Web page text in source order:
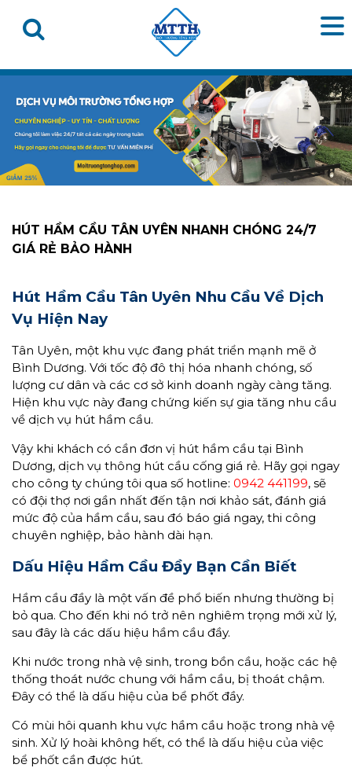
HÚT HẦM CẦU TÂN UYÊN NHANH CHÓNG 24/7
GIÁ RẺ BẢO HÀNH
Hút Hầm Cầu Tân Uyên Nhu Cầu Về Dịch
Vụ Hiện Nay
Tân Uyên, một khu vực đang phát triển mạnh mẽ ở
Bình Dương. Với tốc độ đô thị hóa nhanh chóng, số
lượng cư dân và các cơ sở kinh doanh ngày càng tăng.
Hiện khu vực này đang chứng kiến sự gia tăng nhu cầu
về dịch vụ hút hầm cầu.
Vậy khi khách có cần đơn vị hút hầm cầu tại Bình
Dương, dịch vụ thông hút cầu cống giá rẻ. Hãy gọi ngay
cho công ty chúng tôi qua số hotline: 0942 441199, sẽ
có đội thợ nơi gần nhất đến tận nơi khảo sát, đánh giá
mức độ của hầm cầu, sau đó báo giá ngay, thi công
chuyên nghiệp, bảo hành dài hạn.
Dấu Hiệu Hầm Cầu Đầy Bạn Cần Biết
Hầm cầu đầy là một vấn đề phổ biến nhưng thường bị
bỏ qua. Cho đến khi nó trở nên nghiêm trọng mới xử lý,
sau đây là các dấu hiệu hầm cầu đầy.
Khi nước trong nhà vệ sinh, trong bồn cầu, hoặc các hệ
thống thoát nước chung với hầm cầu, bị thoát chậm.
Đây có thể là dấu hiệu của bể phốt đầy.
Có mùi hôi quanh khu vực hầm cầu hoặc trong nhà vệ
sinh. Xử lý hoài không hết, có thể là dấu hiệu của việc
bể phốt cần được hút.